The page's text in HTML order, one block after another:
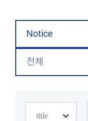
Notice
전체